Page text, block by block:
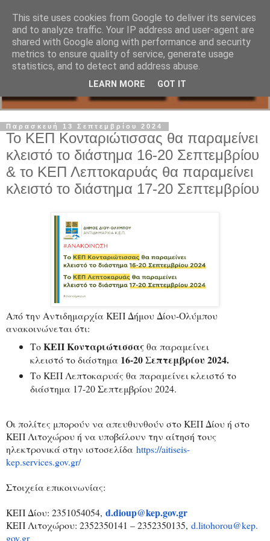
Παρασκευή 13 Σεπτεμβρίου 2024
Το ΚΕΠ Κονταριώτισσας θα παραμείνει
κλειστό το διάστημα 16-20 Σεπτεμβρίου
& το ΚΕΠ Λεπτοκαρυάς θα παραμείνει
κλειστό το διάστημα 17-20 Σεπτεμβρίου
Από την Αντιδημαρχία ΚΕΠ Δήμου Δίου-Ολύμπου
ανακοινώνεται ότι:
ΤοΚΕΠ Κονταριώτισσαςθα παραμείνει
κλειστό το διάστημα 16-20 Σεπτεμβρίου 2024.
Το ΚΕΠ Λεπτοκαρυάς θα παραμείνει κλειστό το
διάστημα 17-20 Σεπτεμβρίου 2024.
Οι πολίτες μπορούν να απευθυνθούν στο ΚΕΠ Δίου ή στο
ΚΕΠ Λιτοχώρου ή να υποβάλουν την αίτησή τους
ηλεκτρονικά στην ιστοσελίδα https://aitiseis-
kep.services.gov.gr/
Στοιχεία επικοινωνίας:
ΚΕΠ Δίου: 2351054054, d.dioup@kep.gov.gr
ΚΕΠ Λιτοχώρου: 2352350141 – 2352350135, d.litohorou@kep.
gov.gr
This site uses cookies from Google to deliver its services
and to analyze traffic. Your IP address and user-agent are
shared with Google along with performance and security
metrics to ensure quality of service, generate usage
statistics, and to detect and address abuse.
LEARN MORE GOT IT